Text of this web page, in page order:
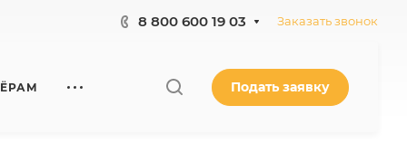
8 800 600 19 03 Заказать звонок
Подать заявку